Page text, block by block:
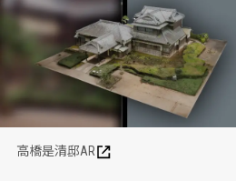
高橋是清邸AR